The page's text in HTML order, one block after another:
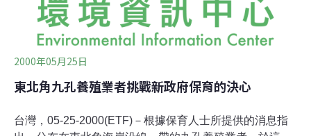
2000年05月25日
東北角九孔養殖業者挑戰新政府保育的決心
台灣，05-25-2000(ETF)－根據保育人士所提供的消息指